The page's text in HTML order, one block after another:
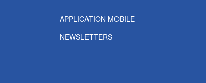
APPLICATION MOBILE
NEWSLETTERS